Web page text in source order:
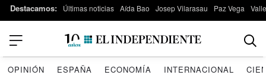
Destacamos: Últimas noticias Aída Bao Josep Vilarasau Paz Vega
OPINIÓN ESPAÑA ECONOMÍA INTERNACIONAL